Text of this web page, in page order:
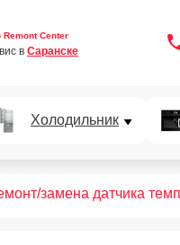
Remont Center
в Саранске
Холодильник
замена датчика